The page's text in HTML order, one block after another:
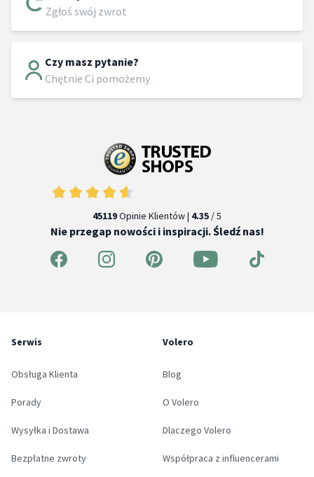
Zgłoś swój zwrot
Czy masz pytanie?
Chętnie Ci pomożemy
45119Opinie Klientów | 4.35 / 5
Nie przegap nowości i inspiracji. Śledź nas!
Serwis
Obsługa Klienta
Porady
Wysyłka i Dostawa
Bezpłatne zwroty
Volero
Blog
O Volero
Dlaczego Volero
Współpraca z influencerami